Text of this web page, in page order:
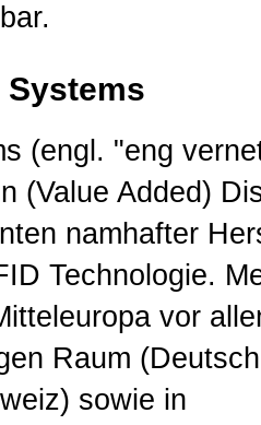
Systems
(engl. "eng
(Value Added)
namhafter
Technologie.
vor
Raum
sowie in